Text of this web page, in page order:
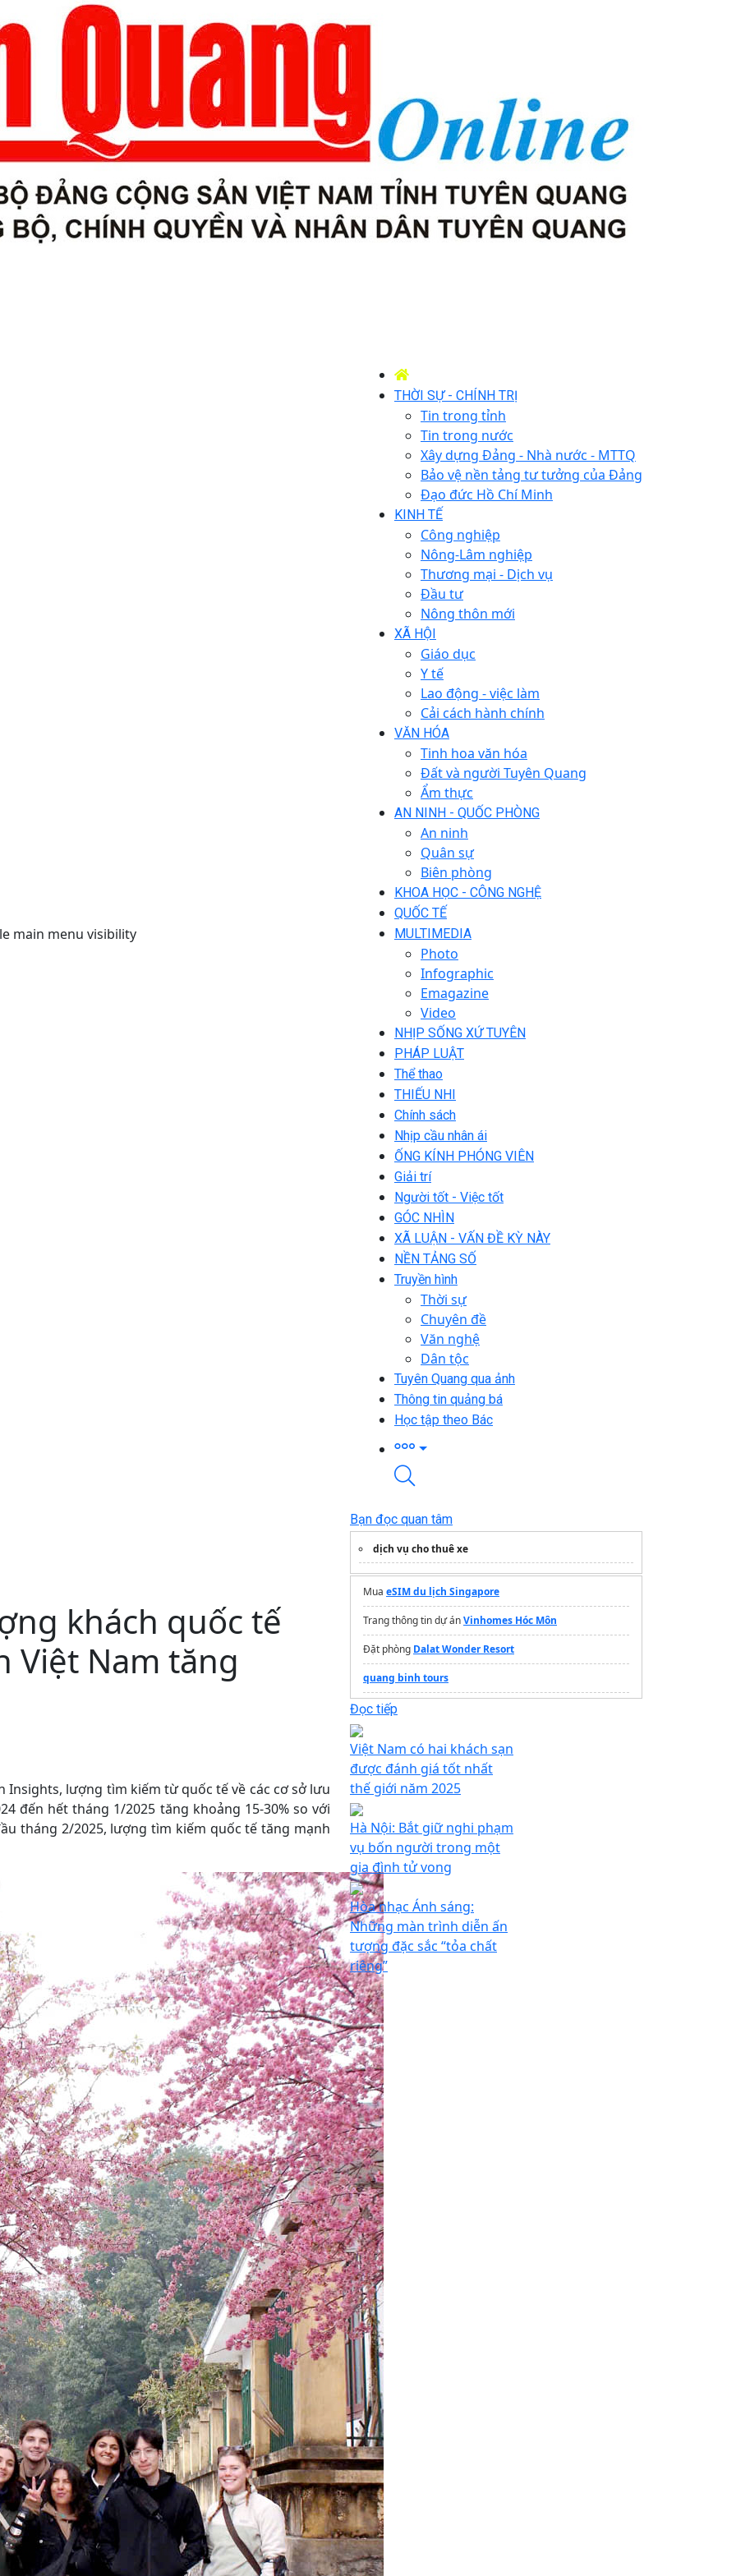
main menu visibility
THỜI SỰ - CHÍNH TRỊ
Tin trong tỉnh
Tin trong nước
Xây dựng Đảng - Nhà nước - MTTQ
Bảo vệ nền tảng tư tưởng của Đảng
Đạo đức Hồ Chí Minh
KINH TẾ
Công nghiệp
Nông-Lâm nghiệp
Thương mại - Dịch vụ
Đầu tư
Nông thôn mới
XÃ HỘI
Giáo dục
Y tế
Lao động - việc làm
Cải cách hành chính
VĂN HÓA
Tinh hoa văn hóa
Đất và người Tuyên Quang
Ẩm thực
AN NINH - QUỐC PHÒNG
An ninh
Quân sự
Biên phòng
KHOA HỌC - CÔNG NGHỆ
QUỐC TẾ
MULTIMEDIA
Photo
Infographic
Emagazine
Video
NHỊP SỐNG XỨ TUYÊN
PHÁP LUẬT
Thể thao
THIẾU NHI
Chính sách
Nhịp cầu nhân ái
ỐNG KÍNH PHÓNG VIÊN
Giải trí
Người tốt - Việc tốt
GÓC NHÌN
XÃ LUẬN - VẤN ĐỀ KỲ NÀY
NỀN TẢNG SỐ
Truyền hình
Thời sự
Chuyên đề
Văn nghệ
Dân tộc
Tuyên Quang qua ảnh
Thông tin quảng bá
Học tập theo Bác
khách quốc tế
Việt Nam tăng
lượng tìm kiếm từ quốc tế về các cơ sở lưu
đến hết tháng 1/2025 tăng khoảng 15-30% so với
tháng 2/2025, lượng tìm kiếm quốc tế tăng mạnh
Bạn đọc quan tâm
dịch vụ cho thuê xe
Mua eSIM du lịch Singapore
Trang thông tin dự ánVinhomes Hóc Môn
Đặt phòng Dalat Wonder Resort
quang binh tours
Dịch vụ Visa
Oceanami
Tour vịnh Lan Hạ nửa ngày
Tour du lịch Đà Nẵng giá rẻ
Chuyêndu lịch Đài Loanbảo lãnh visa
Đọc tiếp
Việt Nam có hai khách sạn
được đánh giá tốt nhất
thế giới năm 2025
Hà Nội: Bắt giữ nghi phạm
vụ bốn người trong một
gia đình tử vong
Hòa nhạc Ánh sáng:
Những màn trình diễn ấn
tượng đặc sắc “tỏa chất
riêng”